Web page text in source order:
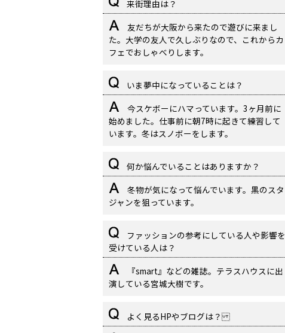
来街理由は？
友だちが大阪から来たので遊びに来まし
た。大学の友人で久しぶりなので、これからカ
フェでおしゃべりします。
いま夢中になっていることは？
今スケボーにハマっています。3ヶ月前に
始めました。仕事前に朝7時に起きて練習して
います。冬はスノボーをします。
何か悩んでいることはありますか？
冬物が気になって悩んでいます。黒のスタ
ジャンを狙っています。
ファッションの参考にしている人や影響を
受けている人は？
『smart』などの雑誌。テラスハウスに出
演している宮城大樹です。
よく見るHPやブログは？